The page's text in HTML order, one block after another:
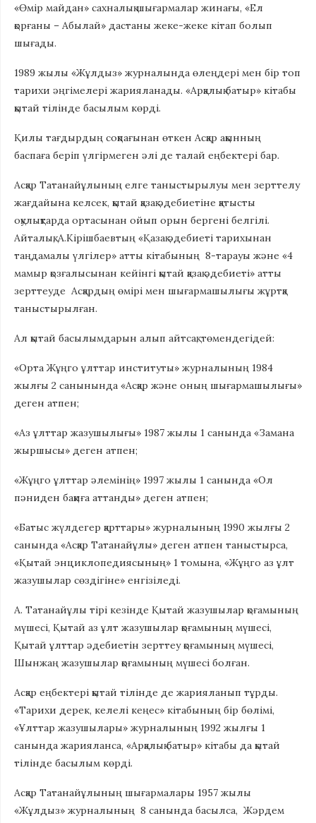
«Өмір майдан» сахналық шығармалар жинағы, «Ел
қорғаны – Абылай» дастаны жеке-жеке кітап болып
шығады.
1989 жылы «Жұлдыз» журналында өлеңдері мен бір топ
тарихи әңгімелері жарияланады. «Арқалық батыр» кітабы
қытай тілінде басылым көрді.
Қилы тағдырдың соқпағынан өткен Асқар ақынның
баспаға беріп үлгірмеген әлі де талай еңбектері бар.
Асқар Татанайұлының елге таныстырылуы мен зерттелу
жағдайына келсек, қытай қазақ әдебиетіне қатысты
оқулықтарда ортасынан ойып орын бергені белгілі.
Айталық, А.Кірішбаевтың «Қазақ әдебиеті тарихынан
таңдамалы үлгілер» атты кітабының 8-тарауы және «4
мамыр қозғалысынан кейінгі қытай қазақ әдебиеті» атты
зерттеуде Асқардың өмірі мен шығармашылығы жұртқа
таныстырылған.
Ал қытай басылымдарын алып айтсақ, төмендегідей:
«Орта Жұңго ұлттар институты» журналының 1984
жылғы 2 санынында «Асқар және оның шығармашылығы»
деген атпен;
«Аз ұлттар жазушылығы» 1987 жылы 1 санында «Замана
жыршысы» деген атпен;
«Жұңго ұлттар әлемінің» 1997 жылы 1 санында «Ол
пәниден бақиға аттанды» деген атпен;
«Батыс жүлдегер қарттары» журналының 1990 жылғы 2
санында «Асқар Татанайұлы» деген атпен таныстырса,
«Қытай энциклопедиясының» 1 томына, «Жұңго аз ұлт
жазушылар сөздігіне» енгізіледі.
А. Татанайұлы тірі кезінде Қытай жазушылар қоғамының
мүшесі, Қытай аз ұлт жазушылар қоғамының мүшесі,
Қытай ұлттар әдебиетін зерттеу қоғамының мүшесі,
Шынжаң жазушылар қоғамының мүшесі болған.
Асқар еңбектері қытай тілінде де жарияланып тұрды.
«Тарихи дерек, келелі кеңес» кітабының бір бөлімі,
«Ұлттар жазушылары» журналының 1992 жылғы 1
санында жарияланса, «Арқалық батыр» кітабы да қытай
тілінде басылым көрді.
Асқар Татанайұлының шығармалары 1957 жылы
«Жұлдыз» журналының 8 санында басылса, Жәрдем